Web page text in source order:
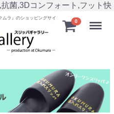
菌,3Dコンフォート,フット快
ムラ』のショッピングサイ
0 Menu